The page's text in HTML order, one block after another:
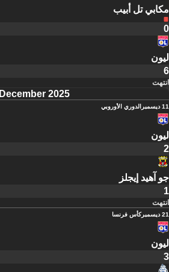
مكابي تل أبيب
0
ليون
6
انتهت
December 2025
11 ديسمبر الدوري الأوروبي
ليون
2
جو آهيد إيجلز
1
انتهت
21 ديسمبر كأس فرنسا
ليون
3